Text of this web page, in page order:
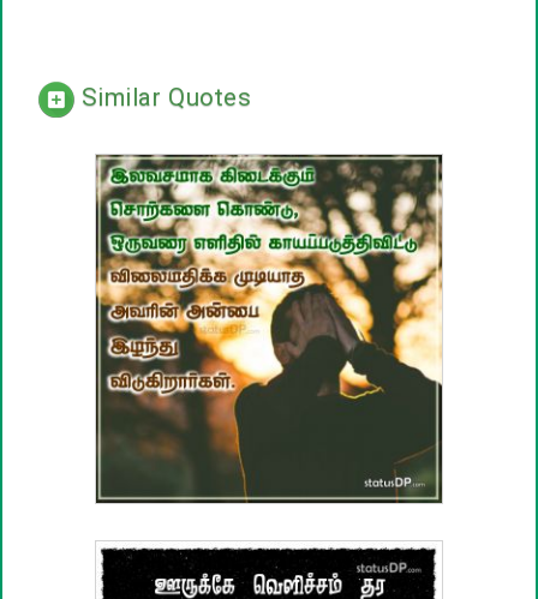
Similar Quotes